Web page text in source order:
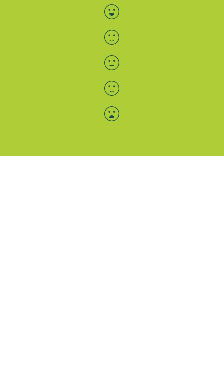
Bewertung auswählen